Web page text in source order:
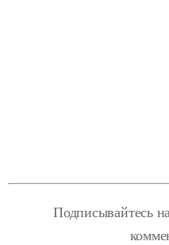
Подписывайтесь